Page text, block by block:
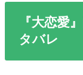
『大恋愛
タバレ